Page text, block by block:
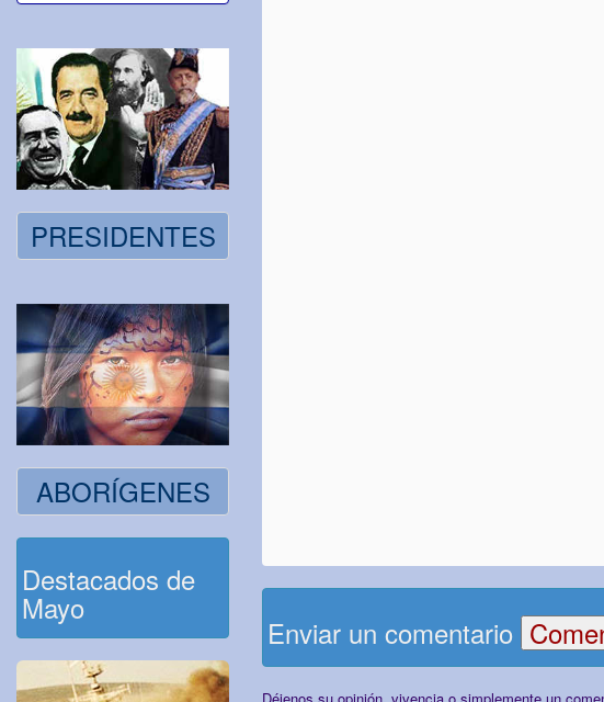
PRESIDENTES
ABORÍGENES
Destacados de
Mayo
Enviar un comentario
Déjenos su opinión, vivencia o simplemente un